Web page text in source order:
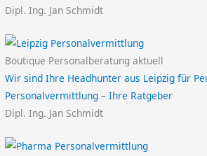
Dipl. Ing. Jan Schmidt
Boutique Personalberatung aktuell
Wir sind Ihre Headhunter aus Leipzig für
Personalvermittlung – Ihre Ratgeber
Dipl. Ing. Jan Schmidt